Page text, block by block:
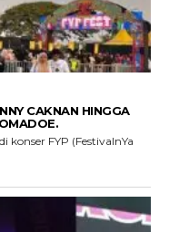
CAKNAN HINGGA
konser FYP (FestivalnYa